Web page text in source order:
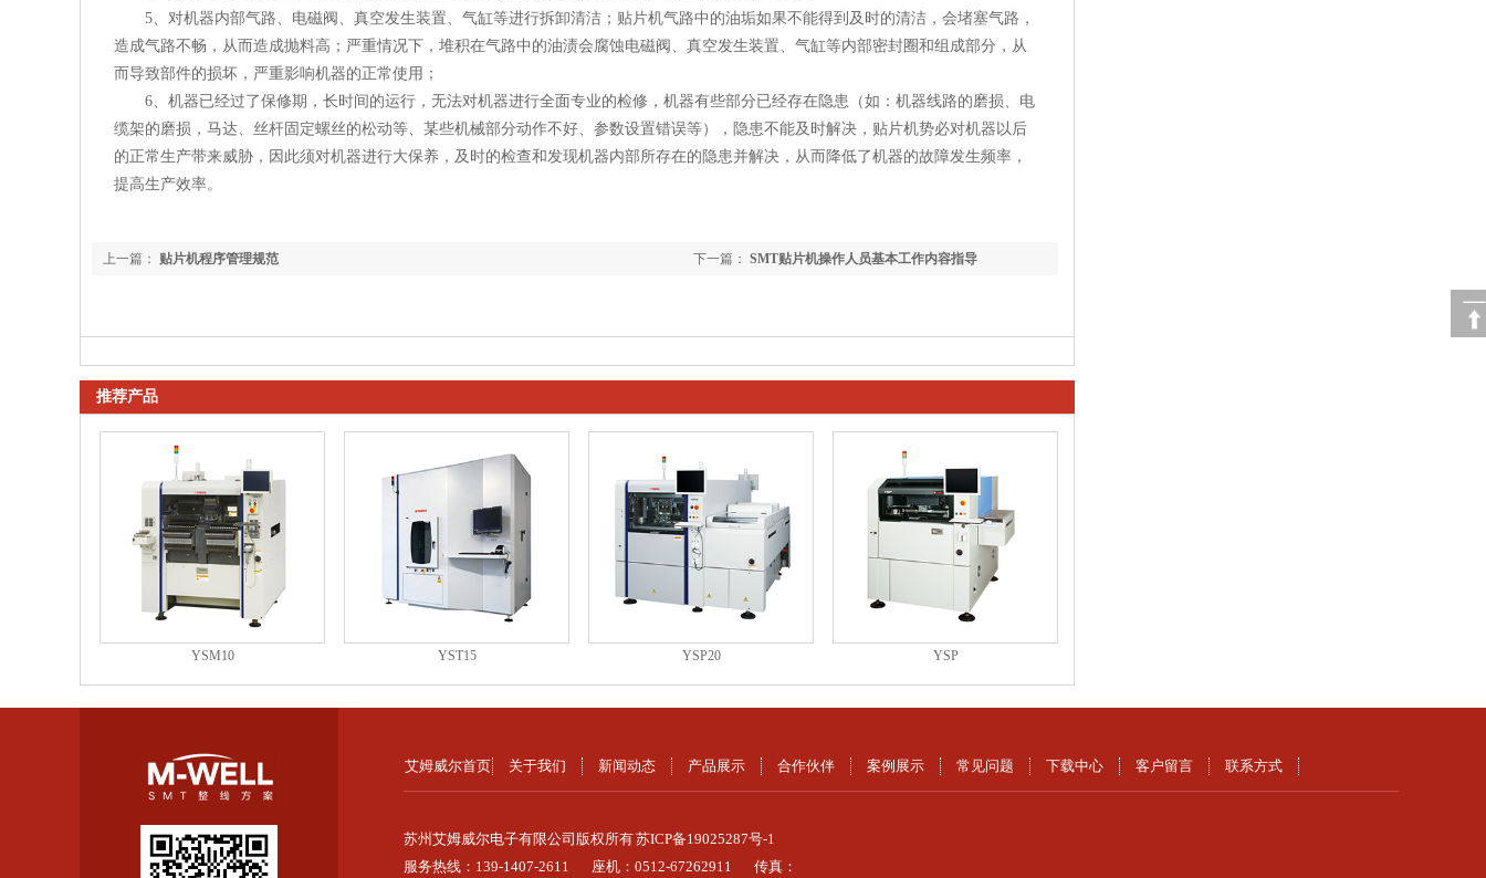
5、对机器内部气路、电磁阀、真空发生装置、气缸等进行拆卸清洁；贴片机气路中的油垢如果不能得到及时的清洁，会堵塞气路，
造成气路不畅，从而造成抛料高；严重情况下，堆积在气路中的油渍会腐蚀电磁阀、真空发生装置、气缸等内部密封圈和组成部分，从
而导致部件的损坏，严重影响机器的正常使用；
6、机器已经过了保修期，长时间的运行，无法对机器进行全面专业的检修，机器有些部分已经存在隐患（如：机器线路的磨损、电
缆架的磨损，马达、丝杆固定螺丝的松动等、某些机械部分动作不好、参数设置错误等），隐患不能及时解决，贴片机势必对机器以后
的正常生产带来威胁，因此须对机器进行大保养，及时的检查和发现机器内部所存在的隐患并解决，从而降低了机器的故障发生频率，
提高生产效率。
下一篇： SMT贴片机操作人员基本工作内容指导
上一篇： 贴片机程序管理规范
推荐产品
YSM10 YST15 YSP20 YSP
艾姆威尔首页 关于我们 新闻动态 产品展示 合作伙伴 案例展示 常见问题 下载中心 客户留言 联系方式
苏州艾姆威尔电子有限公司版权所有苏ICP备19025287号-1
服务热线：139-1407-2611
座机：0512-67262911 传真：